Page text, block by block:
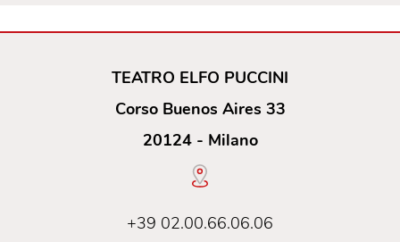
TEATRO ELFO PUCCINI
Corso Buenos Aires 33
20124 - Milano
+39 02.00.66.06.06